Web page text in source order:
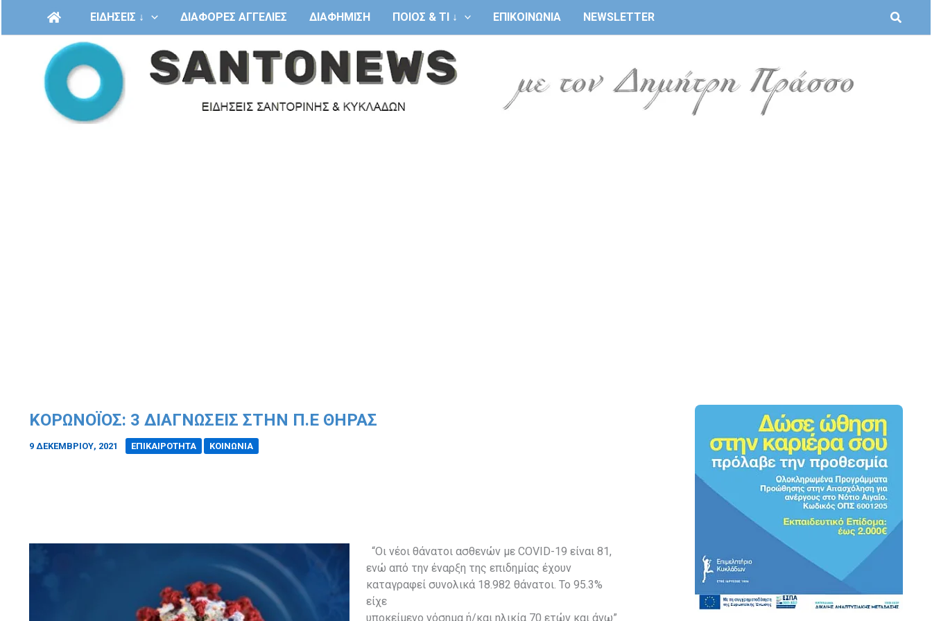
ΕΙΔΗΣΕΙΣ ↓ ΔΙΑΦΟΡΕΣ ΑΓΓΕΛΙΕΣ ΔΙΑΦΗΜΙΣΗ ΠΟΙΟΣ & ΤΙ ↓ ΕΠΙΚΟΙΝΩΝΙΑ NEWSLETTER
ΚΟΡΩΝΟΪΟΣ: 3 ΔΙΑΓΝΩΣΕΙΣ ΣΤΗΝ Π.Ε ΘΗΡΑΣ
9 ΔΕΚΕΜΒΡΊΟΥ, 2021 ΕΠΙΚΑΙΡΟΤΗΤΑ ΚΟΙΝΩΝΙΑ
“Οι νέοι θάνατοι ασθενών με COVID-19 είναι 81,
ενώ από την έναρξη της επιδημίας έχουν
καταγραφεί συνολικά 18.982 θάνατοι. Το 95.3%
είχε
υποκείμενο νόσημα ή/και ηλικία 70 ετών και άνω”